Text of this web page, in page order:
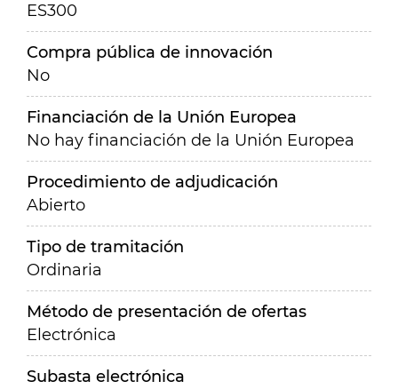
ES300
Compra pública de innovación
No
Financiación de la Unión Europea
No hay financiación de la Unión Europea
Procedimiento de adjudicación
Abierto
Tipo de tramitación
Ordinaria
Método de presentación de ofertas
Electrónica
Subasta electrónica